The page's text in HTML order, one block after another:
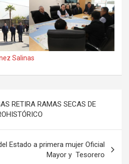
Salinas
RETIRA RAMAS SECAS DE
Estado a primera mujer Oficial
Mayor y Tesorero